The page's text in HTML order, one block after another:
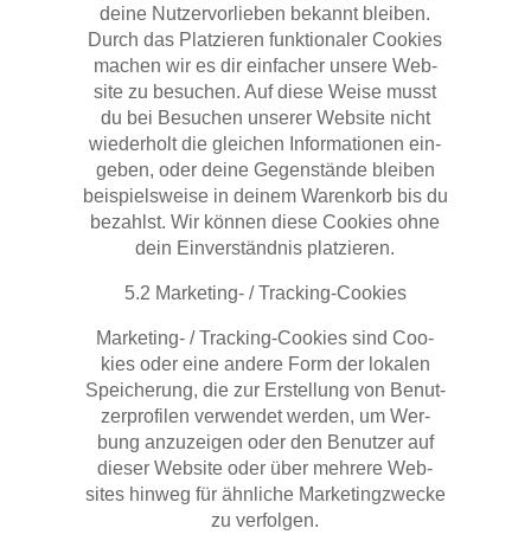
dei­ne Nut­zer­vor­lie­ben bekannt blei­ben.
Durch das Plat­zie­ren funk­tio­na­ler Coo­kies
machen wir es dir ein­fa­cher unse­re Web­
site zu besu­chen. Auf die­se Wei­se musst
du bei Besu­chen unse­rer Web­site nicht
wie­der­holt die glei­chen Infor­ma­tio­nen ein­
ge­ben, oder dei­ne Gegen­stän­de blei­ben
bei­spiels­wei­se in dei­nem Waren­korb bis du
bezahlst. Wir kön­nen die­se Coo­kies ohne
dein Ein­ver­ständ­nis platzieren.
5.2 Mar­ke­ting- / Tracking-Cookies
Mar­ke­ting- / Track­ing-Coo­kies sind Coo­
kies oder eine ande­re Form der loka­len
Spei­che­rung, die zur Erstel­lung von Benut­
zer­pro­fi­len ver­wen­det wer­den, um Wer­
bung anzu­zei­gen oder den Benut­zer auf
die­ser Web­site oder über meh­re­re Web­
sites hin­weg für ähn­li­che Mar­ke­ting­zwe­cke
zu verfolgen.